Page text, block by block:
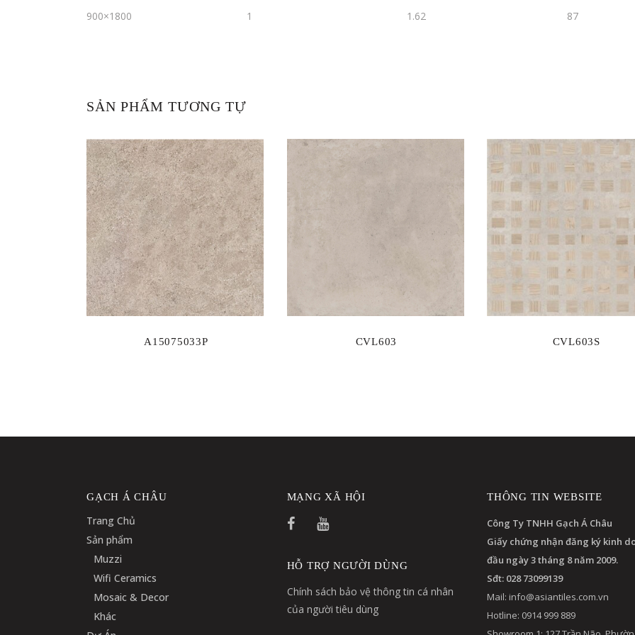
900×1800 1 1.62 87
SẢN PHẨM TƯƠNG TỰ
A15075033P CVL603 CVL603S
GẠCH Á CHÂU
Trang Chủ
Sản phẩm
Muzzi
Wifi Ceramics
Mosaic & Decor
Khác
MẠNG XÃ HỘI
HỖ TRỢ NGƯỜI DÙNG
Chính sách bảo vệ thông tin cá nhân
của người tiêu dùng
THÔNG TIN WEBSITE
Công Ty TNHH Gạch Á Châu
Giấy chứng nhận đăng ký kinh
đầu ngày 3 tháng 8 năm 2009.
Sđt: 028 73099139
Mail: info@asiantiles.com.vn
Hotline: 0914 999 889